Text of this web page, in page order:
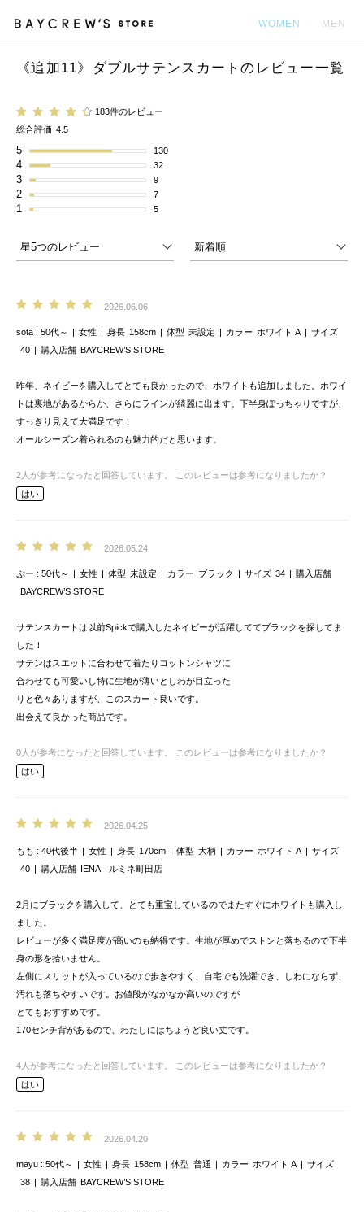
WOMEN MEN
《追加11》ダブルサテンスカートのレビュー一覧
183件のレビュー
総合評価 4.5
5 130
4 32
3 9
2 7
1 5
2026.06.06
sota 50代～ 女性 身長 158cm 体型 未設定 カラー ホワイト A
サイズ
40
購入店舗 BAYCREW’S STORE
昨年、ネイビーを購入してとても良かったので、ホワイトも追加しました。ホワイ
トは裏地があるからか、さらにラインが綺麗に出ます。下半身ぽっちゃりですが、
すっきり見えて大満足です！
オールシーズン着られるのも魅力的だと思います。
2 人が参考になったと回答しています。
このレビューは参考になりましたか？
はい
2026.05.24
ぷー 50代～ 女性 体型 未設定 カラー ブラック サイズ 34
購入店舗
BAYCREW’S STORE
サテンスカートは以前Spickで購入したネイビーが活躍しててブラックを探してま
した！
サテンはスエットに合わせて着たりコットンシャツに
合わせても可愛いし特に生地が薄いとしわが目立った
りと色々ありますが、このスカート良いです。
出会えて良かった商品です。
0 人が参考になったと回答しています。
このレビューは参考になりましたか？
はい
2026.04.25
もも 40代後半 女性 身長 170cm 体型 大柄 カラー ホワイト A
サイズ
40
購入店舗 IENA ルミネ町田店
2月にブラックを購入して、とても重宝しているのでまたすぐにホワイトも購入し
ました。
レビューが多く満足度が高いのも納得です。生地が厚めでストンと落ちるので下半
身の形を拾いません。
左側にスリットが入っているので歩きやすく、自宅でも洗濯でき、しわにならず、
汚れも落ちやすいです。お値段がなかなか高いのですが
とてもおすすめです。
170センチ背があるので、わたしにはちょうど良い丈です。
4 人が参考になったと回答しています。
このレビューは参考になりましたか？
はい
2026.04.20
mayu 50代～ 女性 身長 158cm 体型 普通 カラー ホワイト A
サイズ
38
購入店舗 BAYCREW’S STORE